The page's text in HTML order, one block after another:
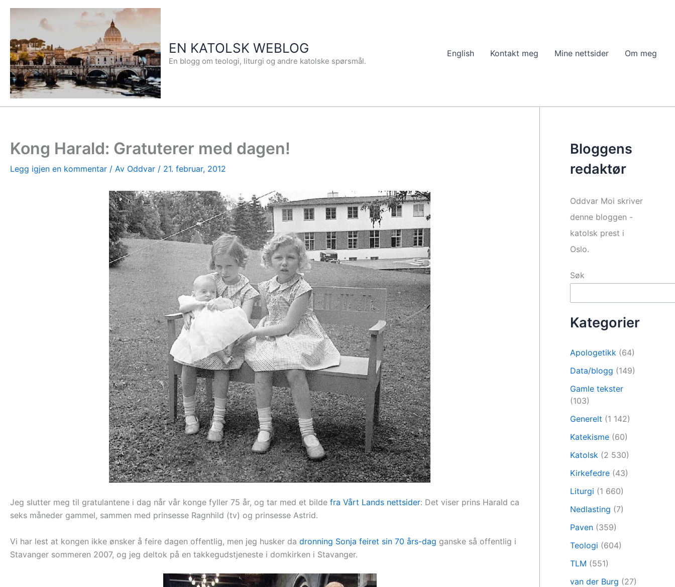
Hopp
innholdet
EN KATOLSK WEBLOG
En blogg om teologi, liturgi og andre katolske spørsmål.
English Kontakt meg Mine nettsider Om meg
Kong Harald: Gratuterer med dagen!
Legg igjen en kommentar / Av Oddvar / 21. februar, 2012
Jeg slutter meg til gratulantene i dag når vår konge fyller 75 år, og tar med et bilde fra Vårt Lands nettsider: Det viser prins Harald ca
seks måneder gammel, sammen med prinsesse Ragnhild (tv) og prinsesse Astrid.
Vi har lest at kongen ikke ønsker å feire dagen offentlig, men jeg husker da dronning Sonja feiret sin 70 års-dag ganske så offentlig i
Stavanger sommeren 2007, og jeg deltok på en takkegudstjeneste i domkirken i Stavanger.
Bloggens
redaktør
Oddvar Moi skriver
denne bloggen -
katolsk prest i
Oslo.
Søk
Kategorier
Apologetikk (64)
Data/blogg (149)
Gamle tekster
(103)
Generelt (1 142)
Katekisme (60)
Katolsk (2 530)
Kirkefedre (43)
Liturgi (1 660)
Nedlasting (7)
Paven (359)
Teologi (604)
TLM (551)
van der Burg (27)